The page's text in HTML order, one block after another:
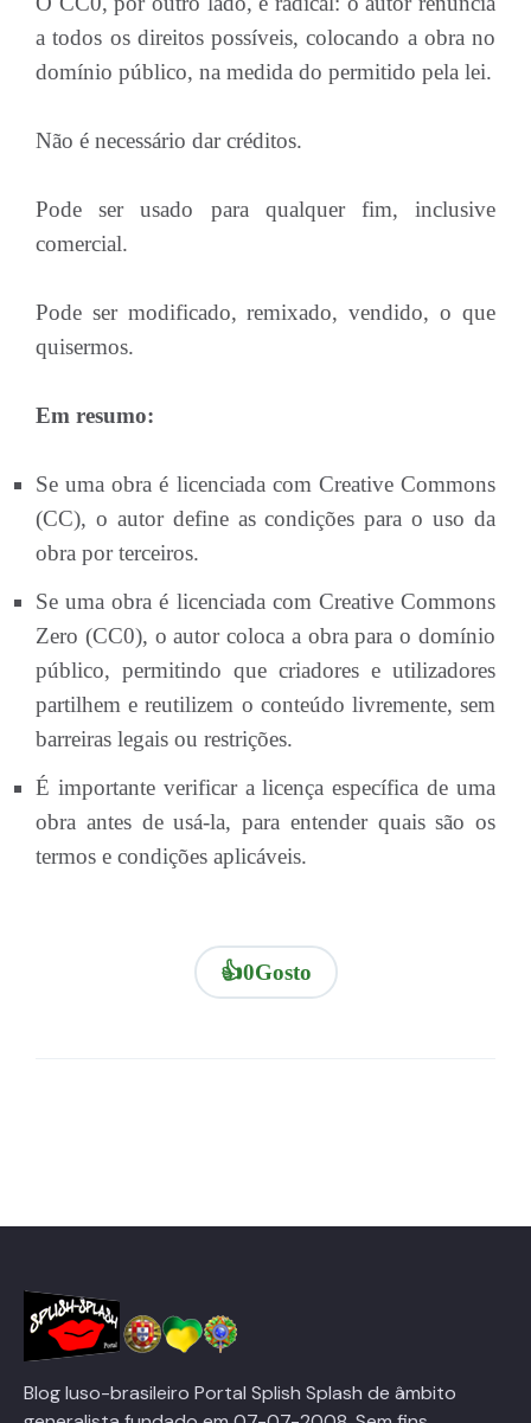
a todos os direitos possíveis, colocando a obra no
domínio público, na medida do permitido pela lei.
Não é necessário dar créditos.
Pode ser usado para qualquer fim, inclusive
comercial.
Pode ser modificado, remixado, vendido, o que
quisermos.
Em resumo:
Se uma obra é licenciada com Creative Commons
(CC), o autor define as condições para o uso da
obra por terceiros.
Se uma obra é licenciada com Creative Commons
Zero (CC0), o autor coloca a obra para o domínio
público, permitindo que criadores e utilizadores
partilhem e reutilizem o conteúdo livremente, sem
barreiras legais ou restrições.
É importante verificar a licença específica de uma
obra antes de usá-la, para entender quais são os
termos e condições aplicáveis.
👍0Gosto
Blog luso-brasileiro Portal Splish Splash de âmbito